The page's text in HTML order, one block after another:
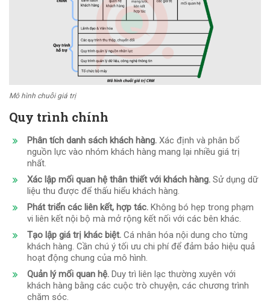
Mô hình chuỗi giá trị
Quy trình chính
Phân tích danh sách khách hàng. Xác định và phân bổ
nguồn lực vào nhóm khách hàng mang lại nhiều giá trị
nhất.
Xác lập mối quan hệ thân thiết với khách hàng. Sử dụng dữ
liệu thu được để thấu hiểu khách hàng.
Phát triển các liên kết, hợp tác. Không bó hẹp trong phạm
vi liên kết nội bộ mà mở rộng kết nối với các bên khác.
Tạo lập giá trị khác biệt. Cá nhân hóa nội dung cho từng
khách hàng. Cần chú ý tối ưu chi phí để đảm bảo hiệu quả
hoạt động chung của mô hình.
Quản lý mối quan hệ. Duy trì liên lạc thường xuyên với
khách hàng bằng các cuộc trò chuyện, các chương trình
chăm sóc.